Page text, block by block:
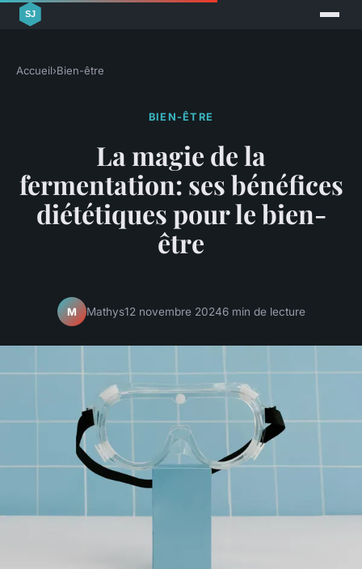
Accueil›Bien-être
BIEN-ÊTRE
La magie de la
fermentation: ses bénéfices
diététiques pour le bien-
être
M Mathys12 novembre 20246 min de lecture